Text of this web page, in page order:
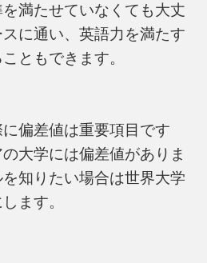
満たせていなくても大丈
に通い、英語力を満たす
ともできます。
偏差値は重要項目です
大学には偏差値がありま
知りたい場合は世界大学
ます。